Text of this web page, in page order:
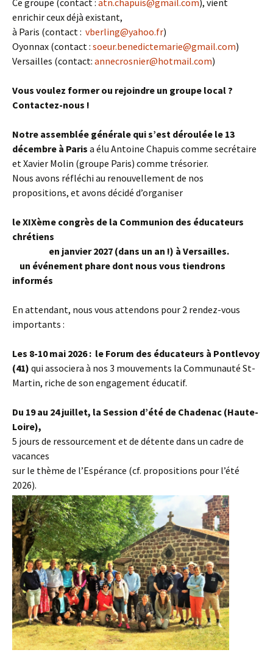
Ce groupe (contact : atn.chapuis@gmail.com), vient
enrichir ceux déjà existant,
à Paris (contact : vberling@yahoo.fr)
Oyonnax (contact : soeur.benedictemarie@gmail.com)
Versailles (contact: annecrosnier@hotmail.com)
Vous voulez former ou rejoindre un groupe local ?
Contactez-nous !
Notre assemblée générale qui s’est déroulée le 13
décembre à Paris a élu Antoine Chapuis comme secrétaire
et Xavier Molin (groupe Paris) comme trésorier.
Nous avons réfléchi au renouvellement de nos
propositions, et avons décidé d’organiser
le XIXème congrès de la Communion des éducateurs
chrétiens
en janvier 2027 (dans un an !) à Versailles.
un événement phare dont nous vous tiendrons
informés
En attendant, nous vous attendons pour 2 rendez-vous
importants :
Les 8-10 mai 2026 : le Forum des éducateurs à Pontlevoy
(41) qui associera à nos 3 mouvements la Communauté St-
Martin, riche de son engagement éducatif.
Du 19 au 24 juillet, la Session d’été de Chadenac (Haute-
Loire),
5 jours de ressourcement et de détente dans un cadre de
vacances
sur le thème de l’Espérance (cf. propositions pour l’été
2026).